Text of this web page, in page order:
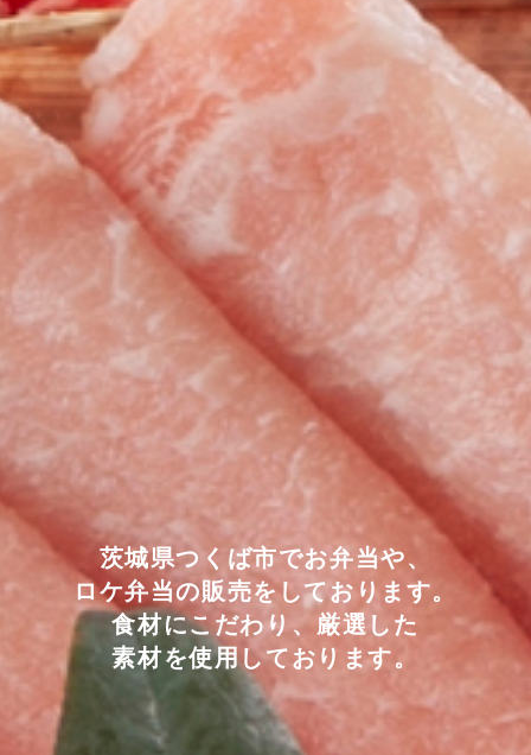
茨城県つくば市でお弁当や、
ロケ弁当の販売をしております。
食材にこだわり、厳選した
素材を使用しております。